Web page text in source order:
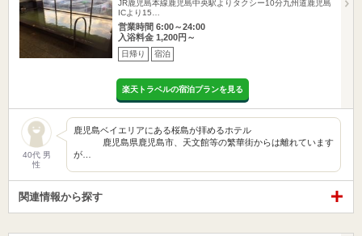
JR鹿児島本線鹿児島中央駅よりタクシー10分九州道鹿児島
ICより15…
営業時間 6:00～24:00
入浴料金 1,200円～
日帰り 宿泊
楽天トラベルの宿泊プランを見る
40代 男
性
鹿児島ベイエリアにある桜島が拝めるホテル
鹿児島県鹿児島市、天文館等の繁華街からは離れています
が…
関連情報から探す